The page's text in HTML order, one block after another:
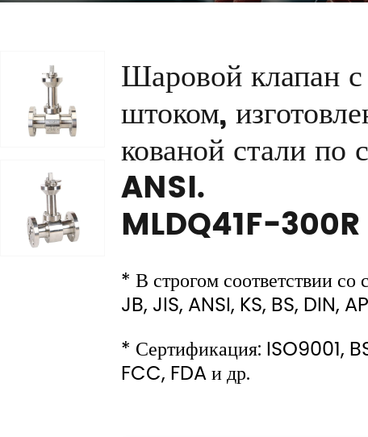
Шаровой клапан
штоком,
кованой стали по
ANSI.
MLDQ41F-300R
* В строгом соответствии со
JB, JIS, ANSI, KS, BS, DIN,
* Сертификация: ISO9001,
FCC, FDA и др.